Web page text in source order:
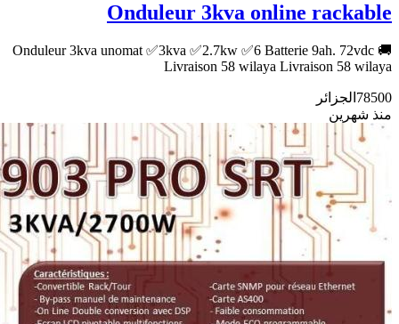
Onduleur 3kva online rackable
Onduleur 3kva unomat ✅3kva ✅2.7kw ✅6 Batterie 9ah. 72vdc 🚚
Livraison 58 wilaya Livraison 58 wilaya
78500 الجزائر
منذ شهرين